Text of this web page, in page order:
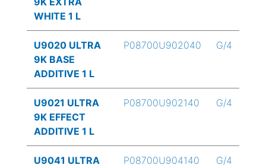
WHITE 1 L
U9020 ULTRA
9K BASE
ADDITIVE 1 L
P08700U902040 G/4
U9021 ULTRA
9K EFFECT
ADDITIVE 1 L
P08700U902140 G/4
U9041 ULTRA
P08700U904140 G/4